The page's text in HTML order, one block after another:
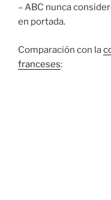
– ABC nunca
en portada.
Comparación con la
franceses: